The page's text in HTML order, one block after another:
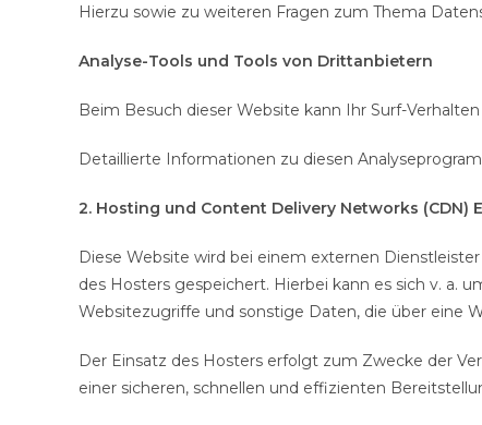
Hierzu sowie zu weiteren Fragen zum Thema
Analyse-Tools und Tools von Drittanbietern
Beim Besuch dieser Website kann Ihr Surf-
Detaillierte Informationen zu diesen
2. Hosting und Content Delivery Networks (CDN)
Diese Website wird bei einem externen
des Hosters gespeichert. Hierbei kann es sich v. a.
Websitezugriffe und sonstige Daten, die über eine
Der Einsatz des Hosters erfolgt zum Zwecke der
einer sicheren, schnellen und effizienten